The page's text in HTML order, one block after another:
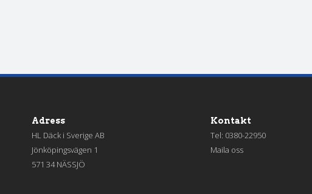
Adress
HL Däck i Sverige AB
Jönköpingsvägen 1
571 34 NÄSSJÖ
Kontakt
Tel: 0380-22950
Maila oss